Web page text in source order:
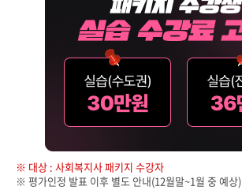
※ 대상 : 사회복지사 패키지 수강자
※ 평가인정 발표 이후 별도 안내(12월말~1월 중 예상)